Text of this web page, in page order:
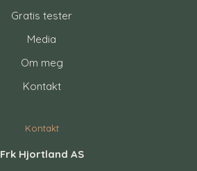
Kontakt
Frk Hjortland AS
Gratis tester
Media
Om meg
Kontakt